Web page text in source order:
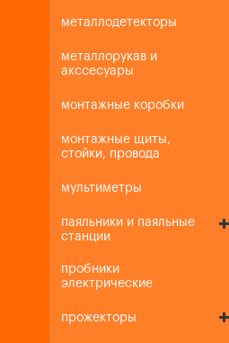
металлодетекторы
металлорукав и
акссесуары
монтажные коробки
монтажные щиты,
стойки, провода
мультиметры
паяльники и паяльные
станции
пробники
электрические
прожекторы